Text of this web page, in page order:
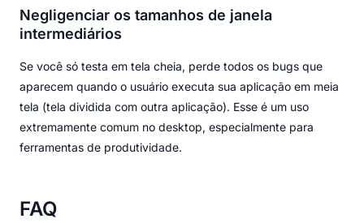
Negligenciar os tamanhos de janela
intermediários
Se você só testa em tela cheia, perde todos os bugs que
aparecem quando o usuário executa sua aplicação em meia
tela (tela dividida com outra aplicação). Esse é um uso
extremamente comum no desktop, especialmente para
ferramentas de produtividade.
FAQ